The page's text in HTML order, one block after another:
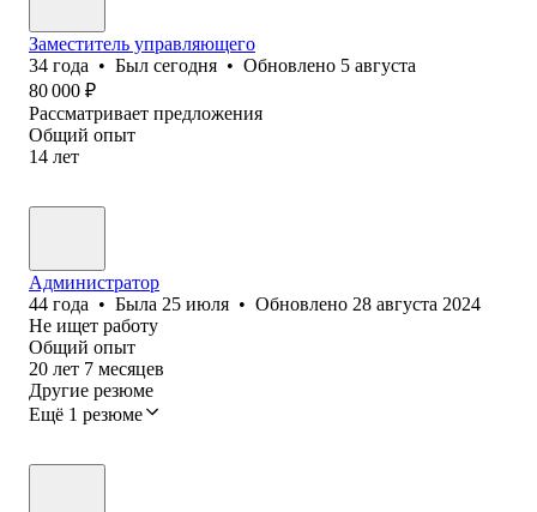
Заместитель управляющего
34 года • Был сегодня • Обновлено 5 августа
80 000 ₽
Рассматривает предложения
Общий опыт
14 лет
Администратор
44 года • Была 25 июля • Обновлено 28 августа 2024
Не ищет работу
Общий опыт
20 лет 7 месяцев
Другие резюме
Ещё 1 резюме